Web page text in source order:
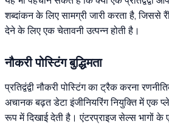
शब्दांकन के लिए सामग्री जारी करता है, जिससे
देने के लिए एक चेतावनी उत्पन्न होती है।
नौकरी पोस्टिंग बुद्धिमता
प्रतिद्वंद्वी नौकरी पोस्टिंग का ट्रैक करना
अचानक बढ़त डेटा इंजीनियरिंग नियुक्ति में एक
रूप में दिखाई देती है। एंटरप्राइज सेल्स भागों